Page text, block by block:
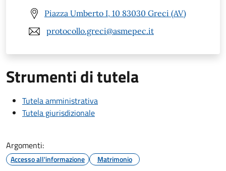
Piazza Umberto I, 10 83030 Greci (AV)
protocollo.greci@asmepec.it
Strumenti di tutela
Tutela amministrativa
Tutela giurisdizionale
Argomenti:
Accesso all'informazione Matrimonio